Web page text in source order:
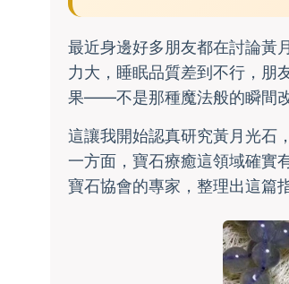
最近身邊好多朋友都在討論黃
力大，睡眠品質差到不行，朋
果——不是那種魔法般的瞬間
這讓我開始認真研究黃月光石
一方面，寶石療癒這領域確實
寶石協會的專家，整理出這篇